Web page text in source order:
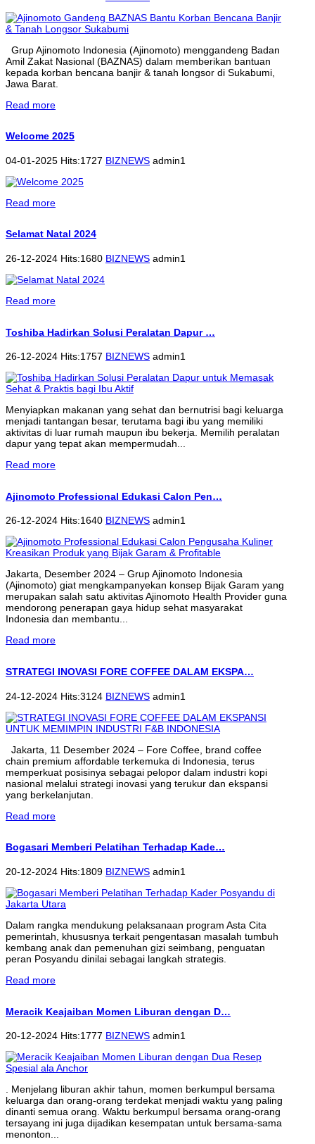
Grup Ajinomoto Indonesia (Ajinomoto) menggandeng Badan
Amil Zakat Nasional (BAZNAS) dalam memberikan bantuan
kepada korban bencana banjir & tanah longsor di Sukabumi,
Jawa Barat.
Read more
Welcome 2025
04-01-2025 Hits:1727 BIZNEWS admin1
Read more
Selamat Natal 2024
26-12-2024 Hits:1680 BIZNEWS admin1
Read more
Toshiba Hadirkan Solusi Peralatan Dapur …
26-12-2024 Hits:1757 BIZNEWS admin1
Menyiapkan makanan yang sehat dan bernutrisi bagi keluarga
menjadi tantangan besar, terutama bagi ibu yang memiliki
aktivitas di luar rumah maupun ibu bekerja. Memilih peralatan
dapur yang tepat akan mempermudah...
Read more
Ajinomoto Professional Edukasi Calon Pen…
26-12-2024 Hits:1640 BIZNEWS admin1
Jakarta, Desember 2024 – Grup Ajinomoto Indonesia
(Ajinomoto) giat mengkampanyekan konsep Bijak Garam yang
merupakan salah satu aktivitas Ajinomoto Health Provider guna
mendorong penerapan gaya hidup sehat masyarakat
Indonesia dan membantu...
Read more
STRATEGI INOVASI FORE COFFEE DALAM EKSPA…
24-12-2024 Hits:3124 BIZNEWS admin1
Jakarta, 11 Desember 2024 – Fore Coffee, brand coffee
chain premium affordable terkemuka di Indonesia, terus
memperkuat posisinya sebagai pelopor dalam industri kopi
nasional melalui strategi inovasi yang terukur dan ekspansi
yang berkelanjutan.
Read more
Bogasari Memberi Pelatihan Terhadap Kade…
20-12-2024 Hits:1809 BIZNEWS admin1
Dalam rangka mendukung pelaksanaan program Asta Cita
pemerintah, khususnya terkait pengentasan masalah tumbuh
kembang anak dan pemenuhan gizi seimbang, penguatan
peran Posyandu dinilai sebagai langkah strategis.
Read more
Meracik Keajaiban Momen Liburan dengan D…
20-12-2024 Hits:1777 BIZNEWS admin1
. Menjelang liburan akhir tahun, momen berkumpul bersama
keluarga dan orang-orang terdekat menjadi waktu yang paling
dinanti semua orang. Waktu berkumpul bersama orang-orang
tersayang ini juga dijadikan kesempatan untuk bersama-sama
menonton...